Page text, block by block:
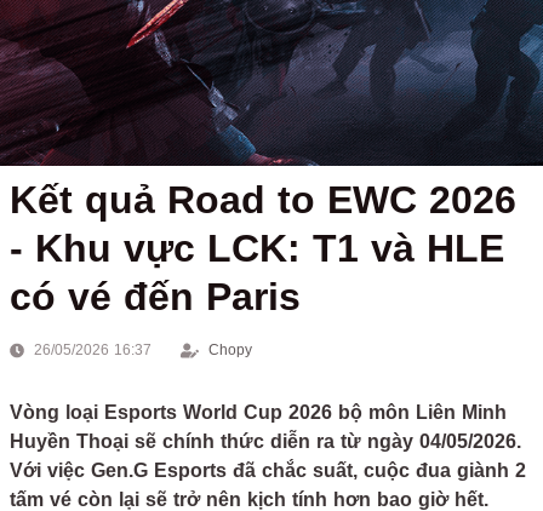
Kết quả Road to EWC 2026
- Khu vực LCK: T1 và HLE
có vé đến Paris
26/05/2026 16:37 Chopy
Vòng loại Esports World Cup 2026 bộ môn Liên Minh
Huyền Thoại sẽ chính thức diễn ra từ ngày 04/05/2026.
Với việc Gen.G Esports đã chắc suất, cuộc đua giành 2
tấm vé còn lại sẽ trở nên kịch tính hơn bao giờ hết.